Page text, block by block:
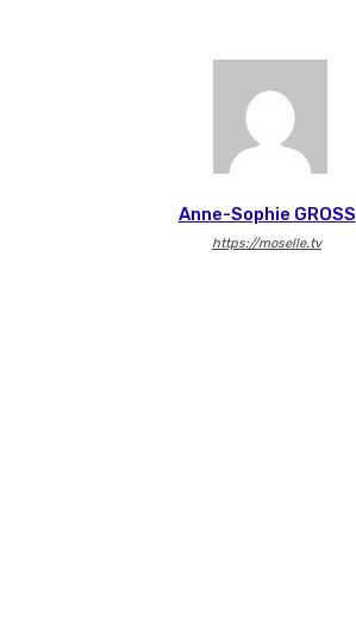
Anne-Sophie GROSS
https://moselle.tv